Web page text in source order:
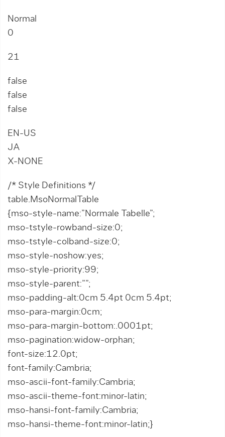
Normal
0
21
false
false
false
EN-US
JA
X-NONE
/* Style Definitions */
table.MsoNormalTable
{mso-style-name:”Normale Tabelle”;
mso-tstyle-rowband-size:0;
mso-tstyle-colband-size:0;
mso-style-noshow:yes;
mso-style-priority:99;
mso-style-parent:””;
mso-padding-alt:0cm 5.4pt 0cm 5.4pt;
mso-para-margin:0cm;
mso-para-margin-bottom:.0001pt;
mso-pagination:widow-orphan;
font-size:12.0pt;
font-family:Cambria;
mso-ascii-font-family:Cambria;
mso-ascii-theme-font:minor-latin;
mso-hansi-font-family:Cambria;
mso-hansi-theme-font:minor-latin;}